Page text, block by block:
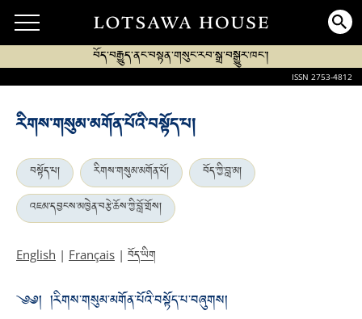
བོད་བརྒྱུད་ནང་བསྟན་གསུང་རབ་སྒྲ་བསྒྱུར་ཁང་།
ISSN 2753-4812
རིགས་གསུམ་མགོན་པོའི་བསྟོད་པ།
བསྟོད་པ། རིགས་གསུམ་མགོན་པོ།
བོད་ཀྱི་བླ་མ།
འཇམ་དབྱངས་མཁྱེན་བརྩེ་ཆོས་ཀྱི་བློ་གྲོས།
English | Français | བོད་ཡིག
༄༅། །རིགས་གསུམ་མགོན་པོའི་བསྟོད་པ་བཞུགས།